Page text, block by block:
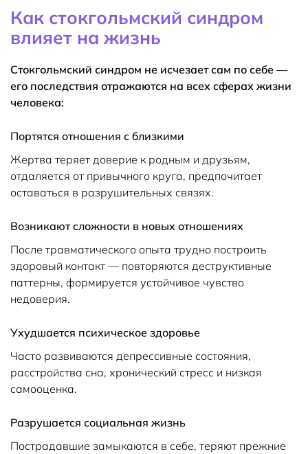
Как стокгольмский синдром
влияет на жизнь
Стокгольмский синдром не исчезает сам по себе —
его последствия отражаются на всех сферах жизни
человека:
Портятся отношения с близкими
Жертва теряет доверие к родным и друзьям,
отдаляется от привычного круга, предпочитает
оставаться в разрушительных связях.
Возникают сложности в новых отношениях
После травматического опыта трудно построить
здоровый контакт — повторяются деструктивные
паттерны, формируется устойчивое чувство
недоверия.
Ухудшается психическое здоровье
Часто развиваются депрессивные состояния,
расстройства сна, хронический стресс и низкая
самооценка.
Разрушается социальная жизнь
Пострадавшие замыкаются в себе, теряют прежние